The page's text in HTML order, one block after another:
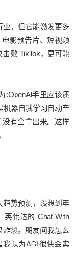
业，但它能激发更多
电影预告片、短视频
败 TikTok，更可能
:OpenAl手里应该还
机器自我学习自动产
没有全拿出来。这样
趋势预测，没想到年
英伟达的 Chat With
炸裂。朋友问我怎么
我认为AGI很快会实